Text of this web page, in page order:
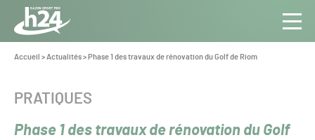
Panneau de gestion des cookies
Aller au contenu
Toute
l’info
Pro
Vous
Accueil >Actualités> Phase 1 des travaux de rénovation du Golf de Riom
Phase 1 des travaux de rénovation du Golf
CATÉGORIE :
PRATIQUES